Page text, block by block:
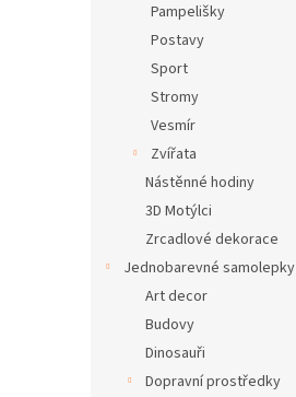
Pampelišky
Postavy
Sport
Stromy
Vesmír
Zvířata
Nástěnné hodiny
3D Motýlci
Zrcadlové dekorace
Jednobarevné samolepky
Art decor
Budovy
Dinosauři
Dopravní prostředky